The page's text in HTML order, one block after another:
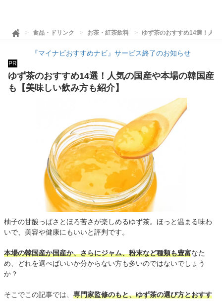
食品・ドリンク お茶・紅茶飲料 ゆず茶のおすすめ14選！人
『マイナビおすすめナビ』サービス終了のお知らせ
PR
ゆず茶のおすすめ14選！人気の国産や本場の韓国産
も【美味しい飲み方も紹介】
柚子の甘酸っぱさとほろ苦さが楽しめるゆず茶。ほっと温まる味わ
いで、美容や健康にもいいと評判です。
本場の韓国産か国産か、さらにジャム、粉末など種類も豊富なた
め、どれを選べばいいか分からない方も多いのではないでしょう
か？
そこでこの記事では、 専門家監修のもと、ゆず茶の選び方とおすす